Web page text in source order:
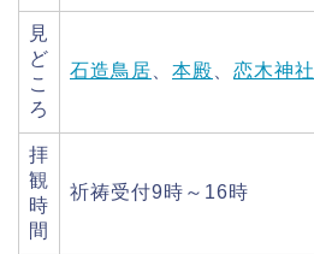
見
ど
こ
ろ
石造鳥居 本殿 恋木神社
拝
観
時
間
祈祷受付9時～16時